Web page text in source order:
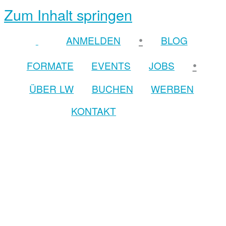
Zum Inhalt springen
ANMELDEN •
BLOG
FORMATE
EVENTS JOBS •
ÜBER LW BUCHEN
WERBEN
KONTAKT